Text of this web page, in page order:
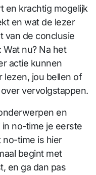
en krachtig mogelijk
en wat de lezer
van de conclusie
nu? Na het
actie kunnen
lezen, jou bellen of
vervolgstappen.
en
no-time je eerste
no-time is hier
begint met
en ga dan pas